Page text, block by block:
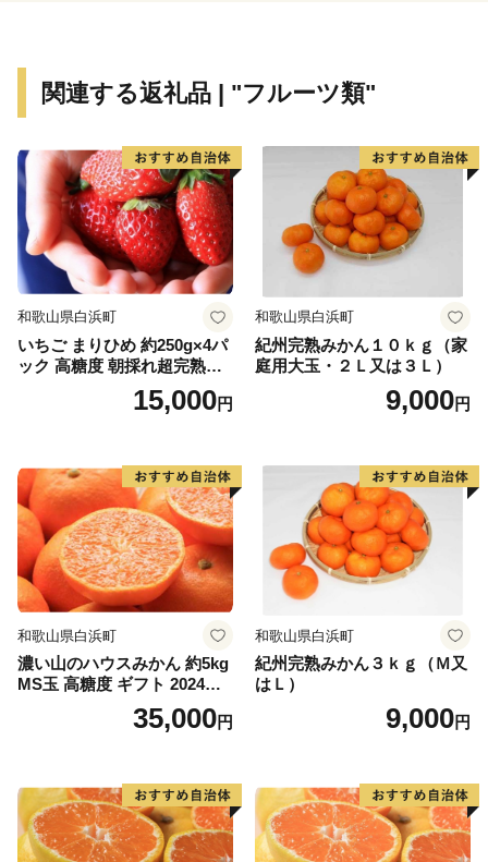
味しいものもたくさん！
■□■……………………………………………………
返礼品等のお問い合わせはこちらへ
東御市ふるさと納税担当
TEL：050-1807-3266（平日10：00～17：00）
※土日祝日、年末年始を除く
……………………………………………………■□■
関連する返礼品 | "フルーツ類"
和歌山県白浜町
いちご まりひめ 約250g×4パ
ック 高糖度 朝採れ超完熟ま
りひめ 1月以降発送分
15,000円
和歌山県白浜町
紀州完熟みかん１０ｋｇ（家
庭用大玉・２Ｌ又は３Ｌ）
9,000円
和歌山県白浜町
濃い山のハウスみかん 約5kg
MS玉 高糖度 ギフト 2024年7
35,000円
和歌山県白浜町
紀州完熟みかん３ｋｇ（Ｍ又
はＬ）
9,000円